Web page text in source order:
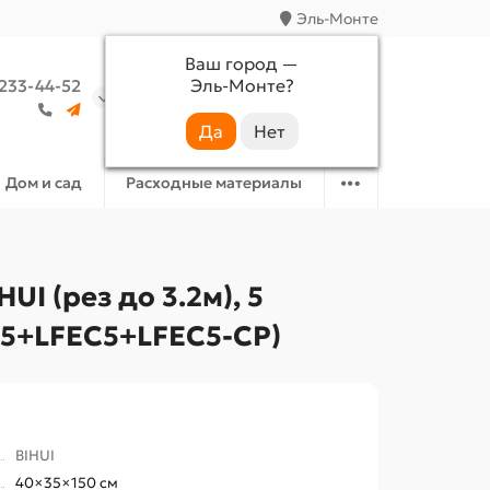
Эль-Монте
Ваш город —
Эль-Монте?
44-52
Аккаунт Избранное
Дом и сад Расходные материалы
(рез до 3.2м), 5
CP)
BIHUI
40×35×150 см